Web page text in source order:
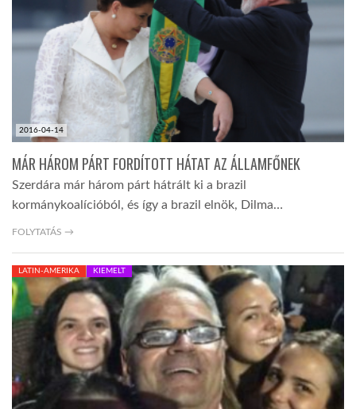
2016-04-14
MÁR HÁROM PÁRT FORDÍTOTT HÁTAT AZ ÁLLAMFŐNEK
Szerdára már három párt hátrált ki a brazil
kormánykoalícióból, és így a brazil elnök, Dilma…
FOLYTATÁS →
LATIN-AMERIKA KIEMELT